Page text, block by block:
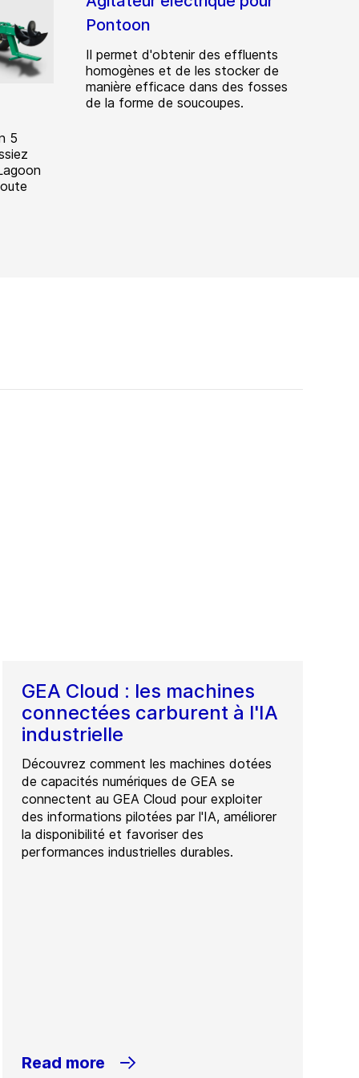
5
Pontoon
Il permet d'obtenir des effluents
homogènes et de les stocker de
manière efficace dans des fosses
de la forme de soucoupes.
GEA Cloud : les machines
connectées carburent à l'IA
industrielle
Découvrez comment les machines dotées
de capacités numériques de GEA se
connectent au GEA Cloud pour exploiter
des informations pilotées par l'IA, améliorer
la disponibilité et favoriser des
performances industrielles durables.
Read more